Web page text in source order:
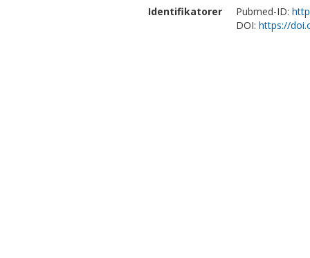
Identifikatorer
Pubmed-ID:
DOI: https://